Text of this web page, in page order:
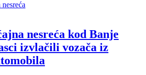
nesreća kod Banje
izvlačili vozača iz